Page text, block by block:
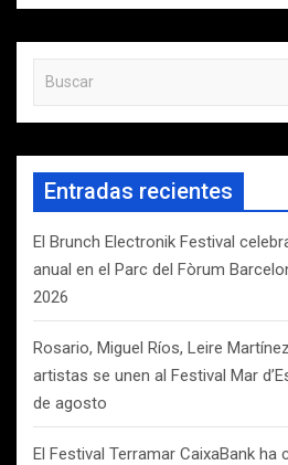
s
c
r
Entradas recientes
El Brunch Electronik Festival
anual en el Parc del Fòrum
2026
Rosario, Miguel Ríos, Leire
artistas se unen al Festival Mar
de agosto
El Festival Terramar CaixaBank ha